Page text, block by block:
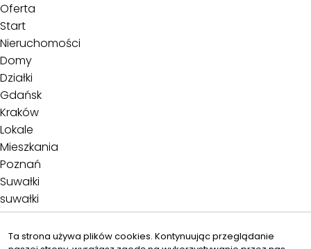
Oferta
Start
Nieruchomości
Domy
Działki
Gdańsk
Kraków
Lokale
Mieszkania
Poznań
Suwałki
suwałki
Warszawa
Wrocław
Ta strona używa plików cookies. Kontynuując przeglądanie